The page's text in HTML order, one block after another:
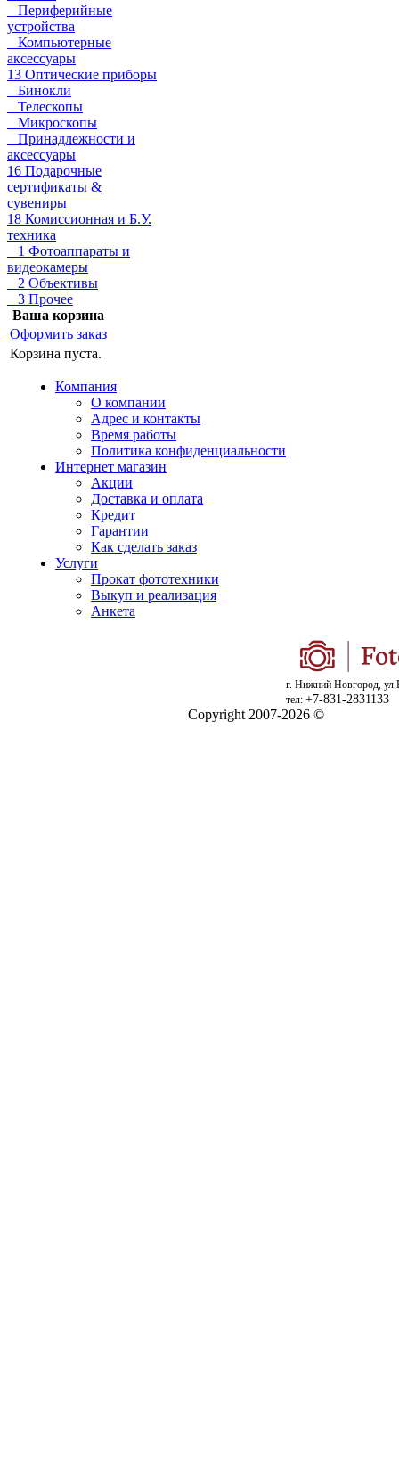
Периферийные
устройства
Компьютерные
аксессуары
13 Оптические приборы
Бинокли
Телескопы
Микроскопы
Принадлежности и
аксессуары
16 Подарочные
сертификаты &
сувениры
18 Комиссионная и Б.У.
техника
1 Фотоаппараты и
видеокамеры
2 Объективы
3 Прочее
Ваша корзина
Оформить заказ
Корзина пуста.
Компания
О компании
Адрес и контакты
Время работы
Политика конфиденциальности
Интернет магазин
Акции
Доставка и оплата
Кредит
Гарантии
Как сделать заказ
Услуги
Прокат фототехники
Выкуп и реализация
Анкета
г. Нижний Новгород,
тел: +7-831-2831133
Copyright 2007-2026 ©